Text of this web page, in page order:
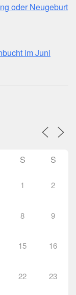
oder Neugeburt
im Juni
S S
1 2
8 9
15 16
22 23